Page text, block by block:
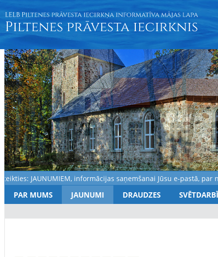
JAUNUMIEM, informācijas saņemšanai Jūsu e-pastā, par
PAR MUMS JAUNUMI DRAUDZES